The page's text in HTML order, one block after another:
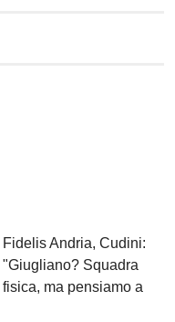
Fidelis Andria, Cudini:
"Giugliano? Squadra
fisica, ma pensiamo a